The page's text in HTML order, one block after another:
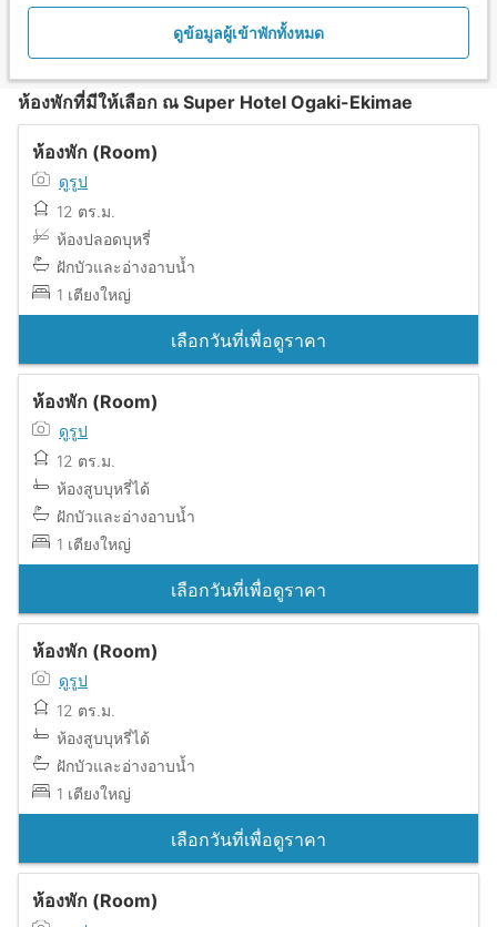
ดูข้อมูลผู้เข้าพักทั้งหมด
ห้องพักที่มีให้เลือก ณ Super Hotel Ogaki-Ekimae
ห้องพัก (Room)
ดูรูป
12 ตร.ม.
ห้องปลอดบุหรี่
ฝักบัวและอ่างอาบน้ำ
1 เตียงใหญ่
เลือกวันที่เพื่อดูราคา
ห้องพัก (Room)
ดูรูป
12 ตร.ม.
ห้องสูบบุหรี่ได้
ฝักบัวและอ่างอาบน้ำ
1 เตียงใหญ่
เลือกวันที่เพื่อดูราคา
ห้องพัก (Room)
ดูรูป
12 ตร.ม.
ห้องสูบบุหรี่ได้
ฝักบัวและอ่างอาบน้ำ
1 เตียงใหญ่
เลือกวันที่เพื่อดูราคา
ห้องพัก (Room)